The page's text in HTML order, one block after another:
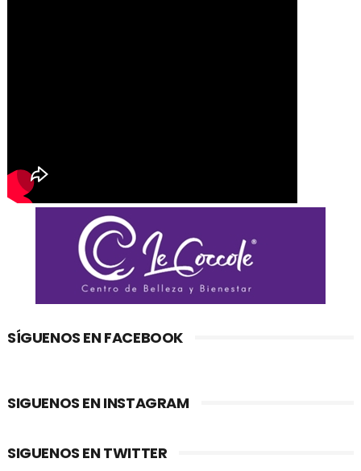
SÍGUENOS EN FACEBOOK
SIGUENOS EN INSTAGRAM
SIGUENOS EN TWITTER